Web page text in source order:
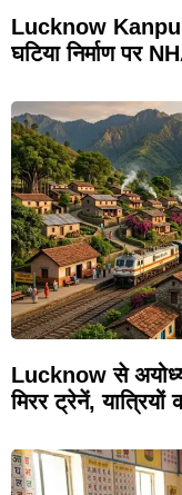
Lucknow
घटिया निर्माण पर
Lucknow से
मिरर ट्रेनें, यात्रियों